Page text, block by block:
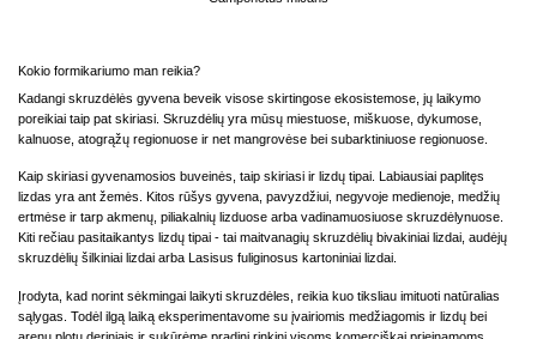
Kokio formikariumo man reikia?
Kadangi skruzdėlės gyvena beveik visose skirtingose ekosistemose, jų laikymo
poreikiai taip pat skiriasi. Skruzdėlių yra mūsų miestuose, miškuose, dykumose,
kalnuose, atogrąžų regionuose ir net mangrovėse bei subarktiniuose regionuose.
Kaip skiriasi gyvenamosios buveinės, taip skiriasi ir lizdų tipai. Labiausiai paplitęs
lizdas yra ant žemės. Kitos rūšys gyvena, pavyzdžiui, negyvoje medienoje, medžių
ertmėse ir tarp akmenų, piliakalnių lizduose arba vadinamuosiuose skruzdėlynuose.
Kiti rečiau pasitaikantys lizdų tipai - tai maitvanagių skruzdėlių bivakiniai lizdai, audėjų
skruzdėlių šilkiniai lizdai arba Lasisus fuliginosus kartoniniai lizdai.
Įrodyta, kad norint sėkmingai laikyti skruzdėles, reikia kuo tiksliau imituoti natūralias
sąlygas. Todėl ilgą laiką eksperimentavome su įvairiomis medžiagomis ir lizdų bei